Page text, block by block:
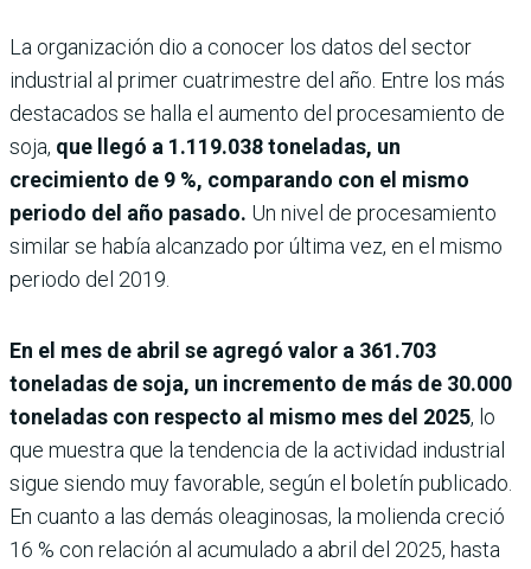
La organización dio a conocer los datos del sector
industrial al primer cuatrimestre del año. Entre los más
destacados se halla el aumento del procesamiento de
soja, que llegó a 1.119.038 toneladas, un
crecimiento de 9 %, comparando con el mismo
periodo del año pasado. Un nivel de procesamiento
similar se había alcanzado por última vez, en el mismo
periodo del 2019.
En el mes de abril se agregó valor a 361.703
toneladas de soja, un incremento de más de 30.000
toneladas con respecto al mismo mes del 2025, lo
que muestra que la tendencia de la actividad industrial
sigue siendo muy favorable, según el boletín publicado.
En cuanto a las demás oleaginosas, la molienda creció
16 % con relación al acumulado a abril del 2025, hasta